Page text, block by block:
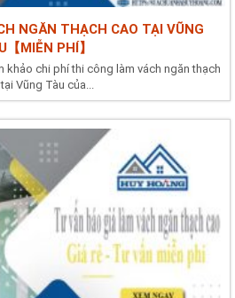
NGĂN THẠCH CAO TẠI VŨNG
【MIỄN PHÍ】
khảo chi phí thi công làm vách ngăn thạch
Vũng Tàu của...